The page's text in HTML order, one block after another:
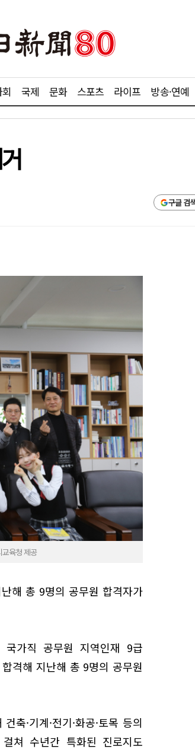
국제 문화 스포츠 라이프 방송·연예
구글 검
교육청 제공
해 총 9명의 공무원 합격자가
가직 공무원 지역인재 9급
격해 지난해 총 9명의 공무원
축·기계·전기·화공·토목 등의
쳐 수년간 특화된 진로지도